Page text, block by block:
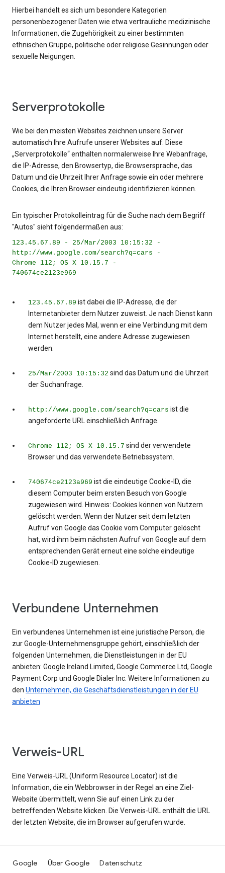
Hierbei handelt es sich um besondere Kategorien
personenbezogener Daten wie etwa vertrauliche medizinische
Informationen, die Zugehörigkeit zu einer bestimmten
ethnischen Gruppe, politische oder religiöse Gesinnungen oder
sexuelle Neigungen.
Serverprotokolle
Wie bei den meisten Websites zeichnen unsere Server
automatisch Ihre Aufrufe unserer Websites auf. Diese
„Serverprotokolle“ enthalten normalerweise Ihre Webanfrage,
die IP-Adresse, den Browsertyp, die Browsersprache, das
Datum und die Uhrzeit Ihrer Anfrage sowie ein oder mehrere
Cookies, die Ihren Browser eindeutig identifizieren können.
Ein typischer Protokolleintrag für die Suche nach dem Begriff
"Autos" sieht folgendermaßen aus:
123.45.67.89 - 25/Mar/2003 10:15:32 -
http://www.google.com/search?q=cars -
Chrome 112; OS X 10.15.7 -
740674ce2123e969
123.45.67.89 ist dabei die IP-Adresse, die der
Internetanbieter dem Nutzer zuweist. Je nach Dienst kann
dem Nutzer jedes Mal, wenn er eine Verbindung mit dem
Internet herstellt, eine andere Adresse zugewiesen
werden.
25/Mar/2003 10:15:32 sind das Datum und die Uhrzeit
der Suchanfrage.
http://www.google.com/search?q=cars ist die
angeforderte URL einschließlich Anfrage.
Chrome 112; OS X 10.15.7 sind der verwendete
Browser und das verwendete Betriebssystem.
740674ce2123a969 ist die eindeutige Cookie-ID, die
diesem Computer beim ersten Besuch von Google
zugewiesen wird. Hinweis: Cookies können von Nutzern
gelöscht werden. Wenn der Nutzer seit dem letzten
Aufruf von Google das Cookie vom Computer gelöscht
hat, wird ihm beim nächsten Aufruf von Google auf dem
entsprechenden Gerät erneut eine solche eindeutige
Cookie-ID zugewiesen.
Verbundene Unternehmen
Ein verbundenes Unternehmen ist eine juristische Person, die
zur Google-Unternehmensgruppe gehört, einschließlich der
folgenden Unternehmen, die Dienstleistungen in der EU
anbieten: Google Ireland Limited, Google Commerce Ltd, Google
Payment Corp und Google Dialer Inc. Weitere Informationen zu
den Unternehmen, die Geschäftsdienstleistungen in der EU
anbieten
Verweis-URL
Eine Verweis-URL (Uniform Resource Locator) ist die
Information, die ein Webbrowser in der Regel an eine Ziel-
Website übermittelt, wenn Sie auf einen Link zu der
betreffenden Website klicken. Die Verweis-URL enthält die URL
der letzten Website, die im Browser aufgerufen wurde.
Google Über Google Datenschutz